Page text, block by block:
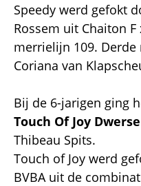
Speedy werd gefokt
Rossem uit Chaiton
merrielijn 109.
Coriana van
Bij de 6-jarigen ging
Touch Of Joy
Thibeau Spits.
Touch of Joy werd
BVBA uit de